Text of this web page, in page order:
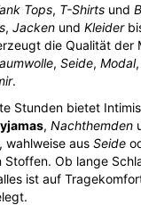
Tops, T-Shirts und
, Jacken und Kleider
die Qualität der
, Seide, Modal,
.
Stunden bietet
, Nachthemden
, wahlweise aus Seide
Stoffen. Ob lange
ist auf